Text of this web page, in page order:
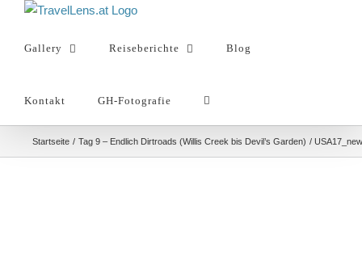
springenGallery Reiseberichte Blog
Kontakt GH-Fotografie
Startseite Tag 9 – Endlich Dirtroads (Willis Creek bis Devil’s Garden)